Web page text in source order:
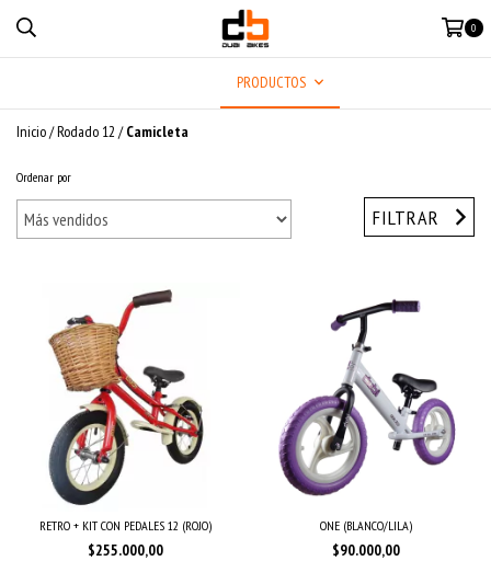
0
PRODUCTOS
Inicio/Rodado 12 / Camicleta
Ordenar por
FILTRAR
RETRO + KIT CON PEDALES 12 (ROJO)
$255.000,00
ONE (BLANCO/LILA)
$90.000,00